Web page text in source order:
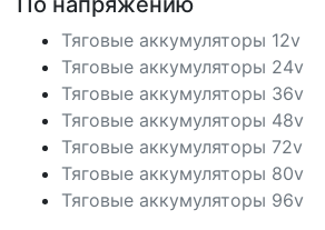
Тяговые аккумуляторы 12v
Тяговые аккумуляторы 24v
Тяговые аккумуляторы 36v
Тяговые аккумуляторы 48v
Тяговые аккумуляторы 72v
Тяговые аккумуляторы 80v
Тяговые аккумуляторы 96v